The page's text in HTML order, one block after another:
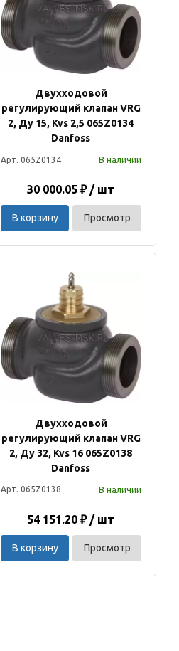
Двухходовой
регулирующий клапан VRG
2, Ду 15, Kvs 2,5 065Z0134
Danfoss
Арт. 065Z0134 В наличии
30 000.05 ₽ / шт
В корзину Просмотр
Двухходовой
регулирующий клапан VRG
2, Ду 32, Kvs 16 065Z0138
Danfoss
Арт. 065Z0138 В наличии
54 151.20 ₽ / шт
В корзину Просмотр